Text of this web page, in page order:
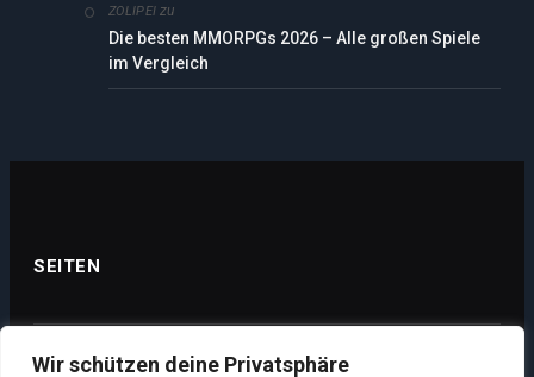
Wir schützen deine Privatsphäre
ZOLIPEI zu
Die besten MMORPGs 2026 – Alle großen Spiele
im Vergleich
SEITEN
Datenschutz